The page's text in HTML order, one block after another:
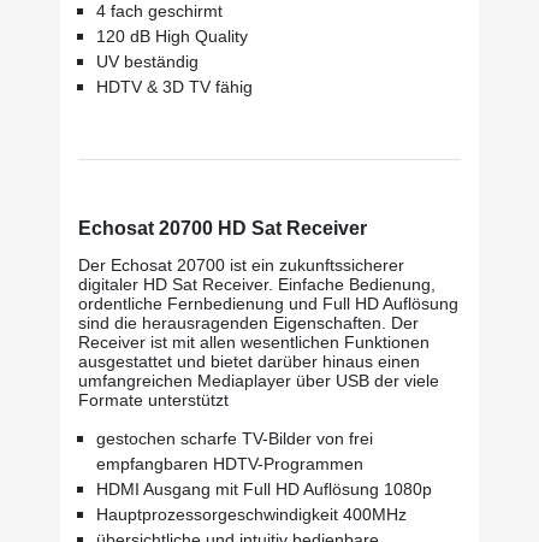
4 fach geschirmt
120 dB High Quality
UV beständig
HDTV & 3D TV fähig
Echosat 20700 HD Sat Receiver
Der Echosat 20700 ist ein zukunftssicherer
digitaler HD Sat Receiver. Einfache Bedienung,
ordentliche Fernbedienung und Full HD Auflösung
sind die herausragenden Eigenschaften. Der
Receiver ist mit allen wesentlichen Funktionen
ausgestattet und bietet darüber hinaus einen
umfangreichen Mediaplayer über USB der viele
Formate unterstützt
gestochen scharfe TV-Bilder von frei
empfangbaren HDTV-Programmen
HDMI Ausgang mit Full HD Auflösung 1080p
Hauptprozessorgeschwindigkeit 400MHz